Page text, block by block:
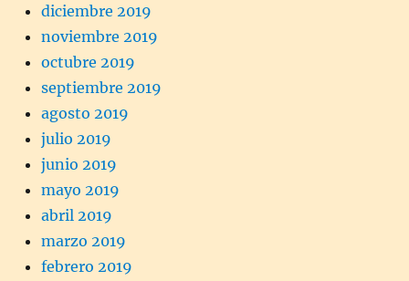
diciembre 2019
noviembre 2019
octubre 2019
septiembre 2019
agosto 2019
julio 2019
junio 2019
mayo 2019
abril 2019
marzo 2019
febrero 2019